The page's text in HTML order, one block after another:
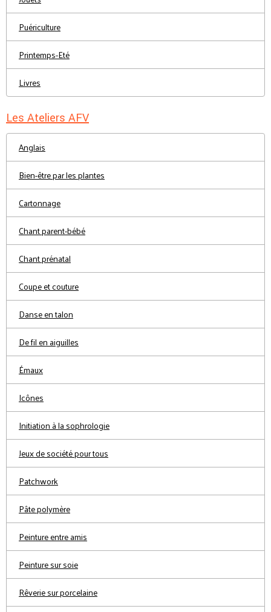
Puériculture
Printemps-Eté
Livres
Les Ateliers AFV
Anglais
Bien-être par les plantes
Cartonnage
Chant parent-bébé
Chant prénatal
Coupe et couture
Danse en talon
De fil en aiguilles
Émaux
Icônes
Initiation à la sophrologie
Jeux de société pour tous
Patchwork
Pâte polymère
Peinture entre amis
Peinture sur soie
Rêverie sur porcelaine